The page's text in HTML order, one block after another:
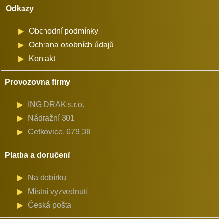
Odkazy
Obchodní podmínky
Ochrana osobních údajů
Kontakt
Provozovna firmy
ING DRAK s.r.o.
Nádražní 301
Cetkovice, 679 38
Platba a doručení
Na dobírku
Místní vyzvednutí
Česká pošta